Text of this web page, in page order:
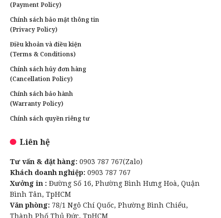
(Payment Policy)
Chính sách bảo mật thông tin
(Privacy Policy)
Điều khoản và điều kiện
(Terms & Conditions)
Chính sách hủy đơn hàng
(Cancellation Policy)
Chính sách bảo hành
(Warranty Policy)
Chính sách quyền riêng tư
Liên hệ
Tư vấn & đặt hàng: 0903 787 767(Zalo)
Khách doanh nghiệp: 0903 787 767
Xưởng in : Đường Số 16, Phường Bình Hưng Hoà, Quận
Bình Tân, TpHCM
Văn phòng: 78/1 Ngô Chí Quốc, Phường Bình Chiểu,
Thành Phố Thủ Đức, TpHCM